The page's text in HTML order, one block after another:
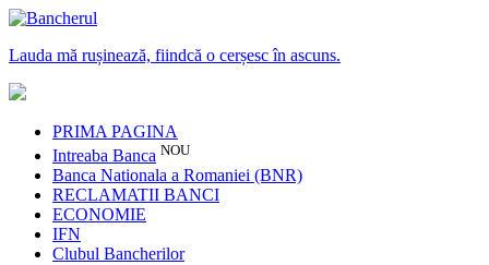
Lauda mă rușinează, fiindcă o cerșesc în ascuns.
PRIMA PAGINA
Intreaba Banca NOU
Banca Nationala a Romaniei (BNR)
RECLAMATII BANCI
ECONOMIE
IFN
Clubul Bancherilor